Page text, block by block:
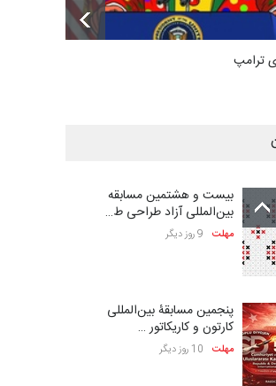
ترامپ
بیست و هشتمین مسابقه
بین‌المللی آزاد طراحی ط…
مهلت 9 روز دیگر
پنجمین مسابقۀ بین‌المللی
کارتون و کاریکاتور …
مهلت 10 روز دیگر